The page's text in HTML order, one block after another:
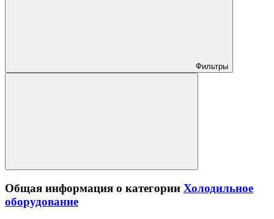
Фильтры
Общая информация о категории Холодильное
оборудование